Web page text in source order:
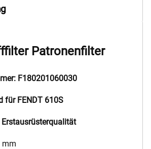
Patronenfilter
F180201060030
für FENDT 610S
mm